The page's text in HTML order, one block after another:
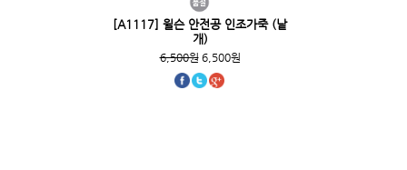
[A1117] 윌슨 안전공 인조가죽 (낱
개)
6,500원6,500원